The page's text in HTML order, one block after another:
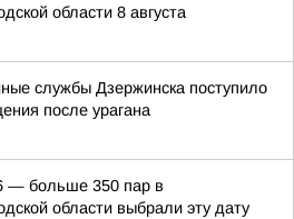
области 8 августа
службы Дзержинска поступило
после урагана
— больше 350 пар в
области выбрали эту дату